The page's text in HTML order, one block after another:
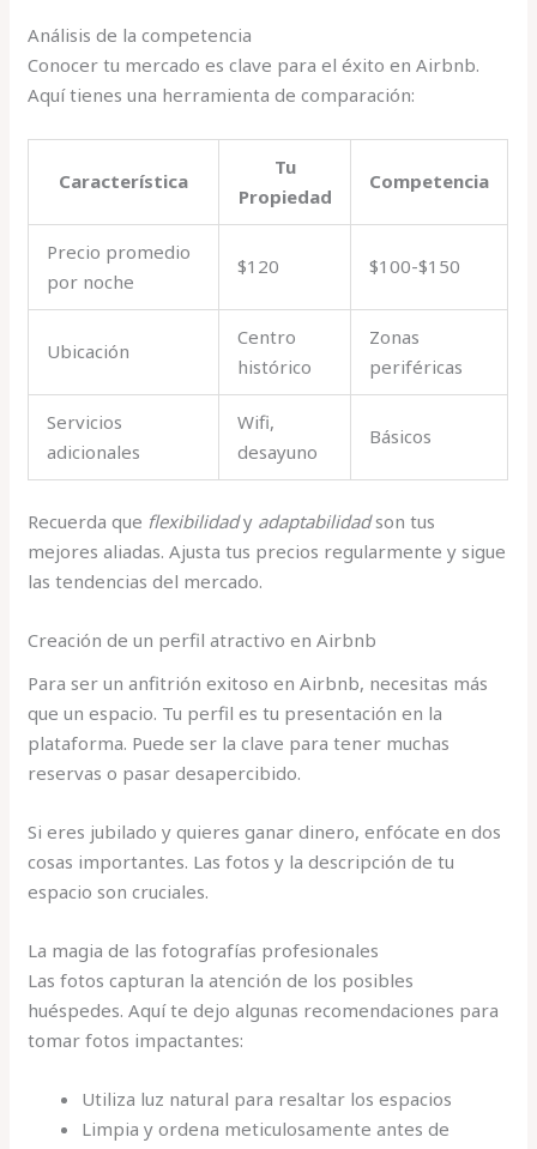
Análisis de la competencia
Conocer tu mercado es clave para el éxito en Airbnb.
Aquí tienes una herramienta de comparación:
Característica
Tu
Propiedad
Competencia
Precio promedio
por noche
$120 $100-$150
Ubicación
Centro
histórico
Zonas
periféricas
Servicios
adicionales
Wifi,
desayuno
Básicos
Recuerda que flexibilidady adaptabilidadson tus
mejores aliadas. Ajusta tus precios regularmente y sigue
las tendencias del mercado.
Creación de un perfil atractivo en Airbnb
Para ser un anfitrión exitoso en Airbnb, necesitas más
que un espacio. Tu perfil es tu presentación en la
plataforma. Puede ser la clave para tener muchas
reservas o pasar desapercibido.
Si eres jubilado y quieres ganar dinero, enfócate en dos
cosas importantes. Las fotos y la descripción de tu
espacio son cruciales.
La magia de las fotografías profesionales
Las fotos capturan la atención de los posibles
huéspedes. Aquí te dejo algunas recomendaciones para
tomar fotos impactantes:
Utiliza luz natural para resaltar los espacios
Limpia y ordena meticulosamente antes de